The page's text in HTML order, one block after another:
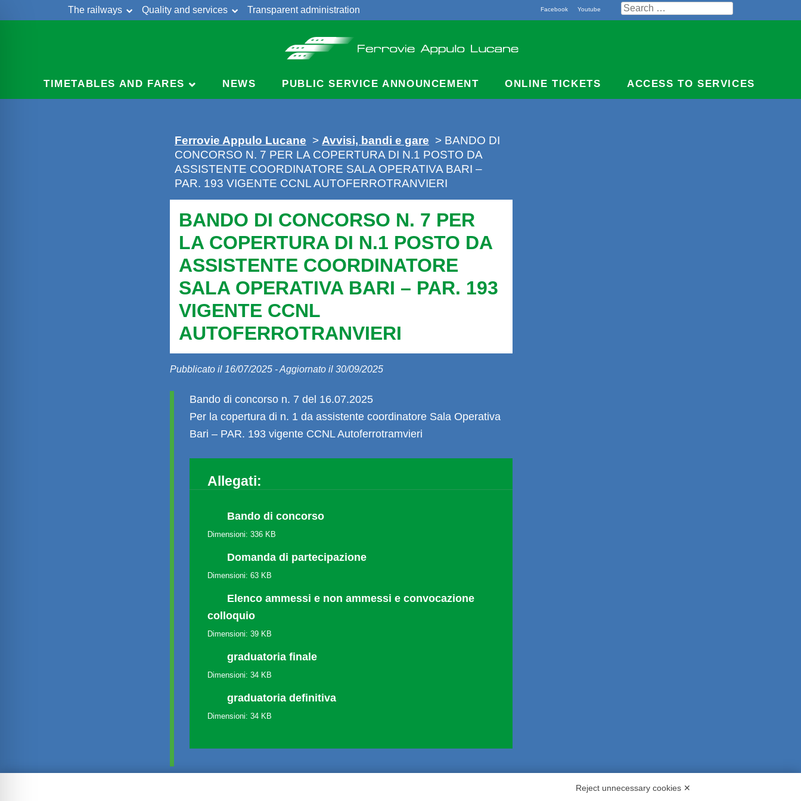
The railways Quality and services
Transparent administration
Search
for:
Facebook Youtube
TIMETABLES AND FARES NEWS PUBLIC SERVICE ANNOUNCEMENT ONLINE TICKETS ACCESS TO SERVICES
Ferrovie Appulo Lucane > Avvisi, bandi e gare > BANDO DI
CONCORSO N. 7 PER LA COPERTURA DI N.1 POSTO DA
ASSISTENTE COORDINATORE SALA OPERATIVA BARI –
PAR. 193 VIGENTE CCNL AUTOFERROTRANVIERI
BANDO DI CONCORSO N. 7 PER
LA COPERTURA DI N.1 POSTO DA
ASSISTENTE COORDINATORE
SALA OPERATIVA BARI – PAR. 193
VIGENTE CCNL
AUTOFERROTRANVIERI
Pubblicato il 16/07/2025 - Aggiornato il 30/09/2025
Bando di concorso n. 7 del 16.07.2025
Per la copertura di n. 1 da assistente coordinatore Sala Operativa
Bari – PAR. 193 vigente CCNL Autoferrotramvieri
Allegati:
Bando di concorso
Dimensioni: 336 KB
Domanda di partecipazione
Dimensioni: 63 KB
Elenco ammessi e non ammessi e convocazione
colloquio
Dimensioni: 39 KB
graduatoria finale
Dimensioni: 34 KB
graduatoria definitiva
Dimensioni: 34 KB
Reject unnecessary cookies ✕